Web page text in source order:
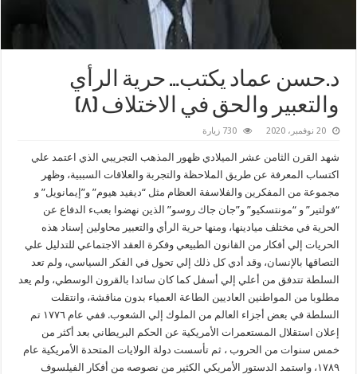
د.حسن عماد يكتب… حرية الرأي
والتعبير والحق في الاختلاف (٨)
20 نوفمبر، 2020 730 زيارة
شهد القرن الثامن عشر الميلادي ظهور المذهب التجريبي الذي اعتمد علي
اكتساب المعرفة عن طريق الملاحظة والتجربة والعلاقات السببية، وظهر
مجموعة من المفكرين والفلاسفة العظام مثل “ديفيد هيوم” و”إيمانويل” و
“فولتير” و “مونتسكيو” و”جان جاك روسو” الذين نهضوا بعبء الدفاع عن
الحرية في مختلف ميادينها، ومنها حرية الرأي والتعبير محاولين إسناد هذه
الحريات إلي أفكار من القانون الطبيعي وفكرة العقد الاجتماعي للتدليل علي
التصاقها بالإنسان، وقد أدي كل ذلك إلي تحول في الفكر السياسي، ولم تعد
السلطة تتدفق من أعلي إلي أسفل كما كان سائدا بالقرون الوسطي، ولم يعد
مطلوبا من المواطنين العاديين الطاعة العمياء بدون مناقشة، وانتقلت
السلطة في بعض أجزاء العالم من الملوك إلي الشعوب. ففي عام ١٧٧٦ تم
إعلان استقلال المستعمرات الأمريكية عن الحكم البريطاني بعد أكثر من
خمس سنوات من الحروب ، ثم تأسست دولة الولايات المتحدة الأمريكية عام
١٧٨٩، واستمد الدستور الأمريكي الكثير من نصوصه من أفكار الفيلسوف